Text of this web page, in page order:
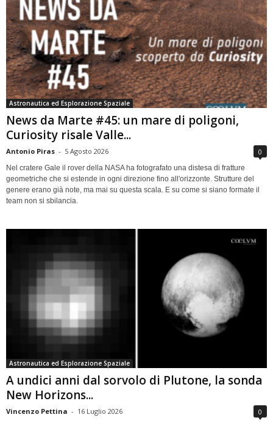
Astronautica ed Esplorazione Spaziale
News da Marte #45: un mare di poligoni,
Curiosity risale Valle...
Antonio Piras - 5 Agosto 2026 0
Nel cratere Gale il rover della NASA ha fotografato una distesa di fratture
geometriche che si estende in ogni direzione fino all'orizzonte. Strutture del
genere erano già note, ma mai su questa scala. E su come si siano formate il
team non si sbilancia.
Astronautica ed Esplorazione Spaziale
A undici anni dal sorvolo di Plutone, la sonda
New Horizons...
Vincenzo Pettina - 16 Luglio 2026 0